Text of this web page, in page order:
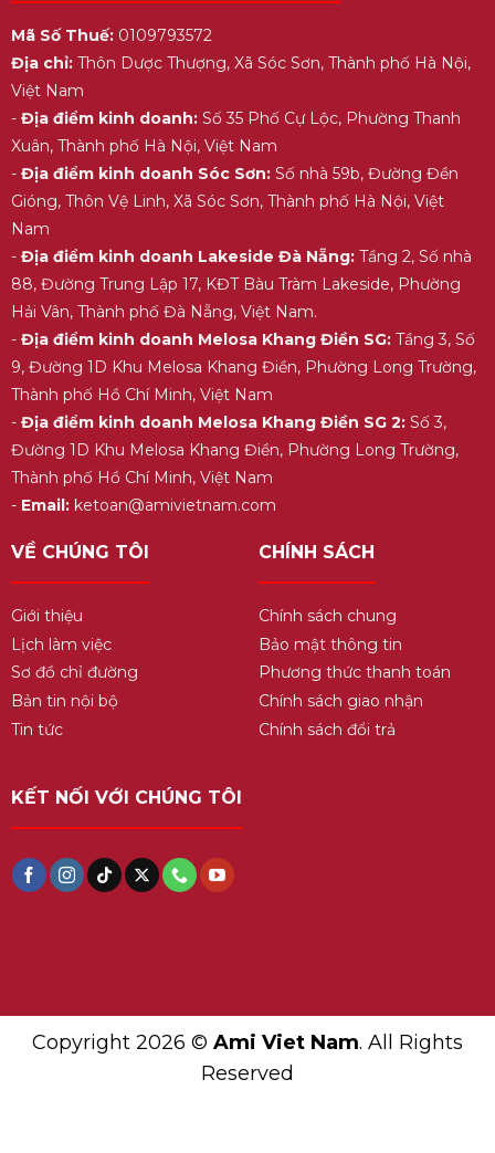
Mã Số Thuế:0109793572
Địa chỉ:Thôn Dược Thượng, Xã Sóc Sơn, Thành phố Hà Nội,
Việt Nam
- Địa điểm kinh doanh:Số 35 Phố Cự Lộc, Phường Thanh
Xuân, Thành phố Hà Nội, Việt Nam
- Địa điểm kinh doanh Sóc Sơn:Số nhà 59b, Đường Đền
Gióng, Thôn Vệ Linh, Xã Sóc Sơn, Thành phố Hà Nội, Việt
Nam
- Địa điểm kinh doanh Lakeside Đà Nẵng:Tầng 2, Số nhà
88, Đường Trung Lập 17, KĐT Bàu Tràm Lakeside, Phường
Hải Vân, Thành phố Đà Nẵng, Việt Nam.
- Địa điểm kinh doanh Melosa Khang Điền SG:Tầng 3, Số
9, Đường 1D Khu Melosa Khang Điền, Phường Long Trường,
Thành phố Hồ Chí Minh, Việt Nam
- Địa điểm kinh doanh Melosa Khang Điền SG 2:Số 3,
Đường 1D Khu Melosa Khang Điền, Phường Long Trường,
Thành phố Hồ Chí Minh, Việt Nam
- Email:ketoan@amivietnam.com
VỀ CHÚNG TÔI
Giới thiệu
Lịch làm việc
Sơ đồ chỉ đường
Bản tin nội bộ
Tin tức
CHÍNH SÁCH
Chính sách chung
Bảo mật thông tin
Phương thức thanh toán
Chính sách giao nhận
Chính sách đổi trả
KẾT NỐI VỚI CHÚNG TÔI
Copyright 2026 © Ami Viet Nam. All Rights
Reserved